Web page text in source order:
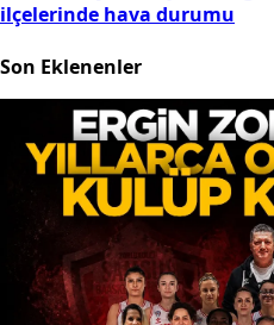
ilçelerinde hava durumu
Son Eklenenler